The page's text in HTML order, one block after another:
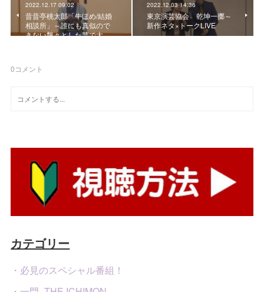
2022.12.17 09:02
昔昔亭桃太郎「牛ほめ/結婚
相談所」～誰にも真似ので
きない飄々とした芸で大…
2022.12.03 14:36
東京演芸協会 乾坤一擲～
新作ネタ×トークLIVE
0コメント
カテゴリー
・必見のスペシャル番組！